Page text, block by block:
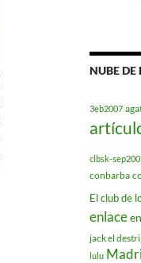
NUBE DE
3eb2007
clbsk-
conbarba
El club de
enlace
jack el
lulu